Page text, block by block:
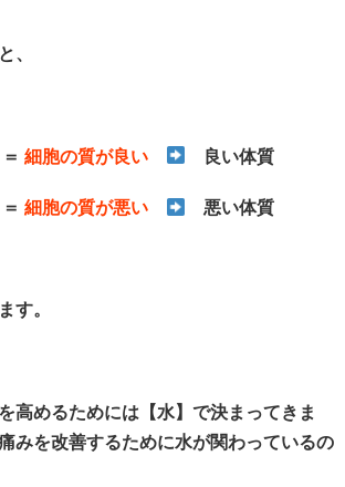
、
細胞の質が良い 良い体質
細胞の質が悪い 悪い体質
す。
高めるためには【水】で決まってきま
みを改善するために水が関わっているの